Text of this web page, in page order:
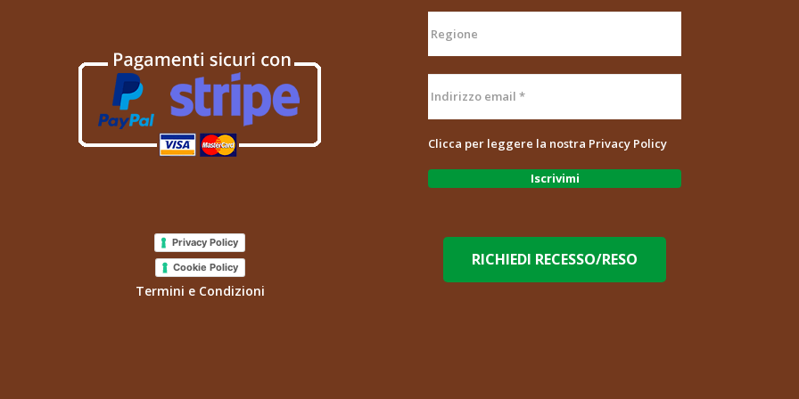
Privacy Policy
Cookie Policy
Termini e Condizioni
Clicca per leggere la nostra Privacy Policy
RICHIEDI RECESSO/RESO